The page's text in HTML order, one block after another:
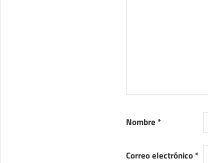
Nombre *
Correo electrónico*